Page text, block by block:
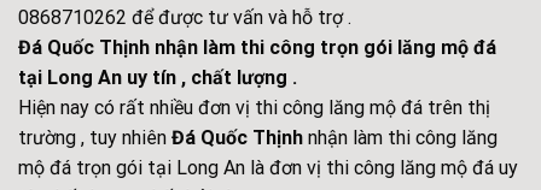
0868710262 để được tư vấn và hỗ trợ .
Đá Quốc Thịnh nhận làm thi công trọn gói lăng mộ đá
tại Long An uy tín , chất lượng .
Hiện nay có rất nhiều đơn vị thi công lăng mộ đá trên thị
trường , tuy nhiên Đá Quốc Thịnh nhận làm thi công lăng
mộ đá trọn gói tại Long An là đơn vị thi công lăng mộ đá uy